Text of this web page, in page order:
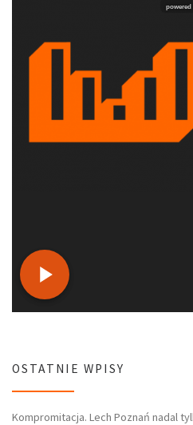
OSTATNIE WPISY
Kompromitacja. Lech Poznań nadal